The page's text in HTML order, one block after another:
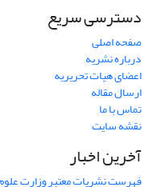
دسترسی سریع
صفحه اصلی
درباره نشریه
اعضای هیات تحریریه
ارسال مقاله
تماس با ما
نقشه سایت
آخرین اخبار
فهرست نشریات معتبر وزارت علوم،